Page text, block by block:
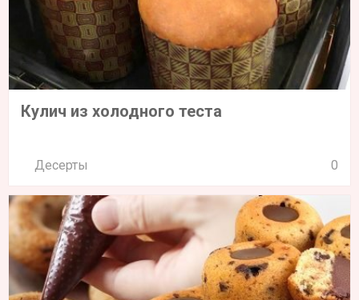
Кулич из холодного теста
Десерты 0